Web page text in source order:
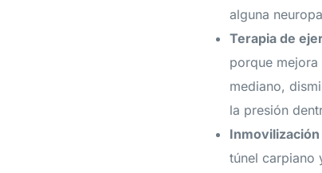
alguna
Terapia de
porque
mediano,
la presión
túnel carpiano